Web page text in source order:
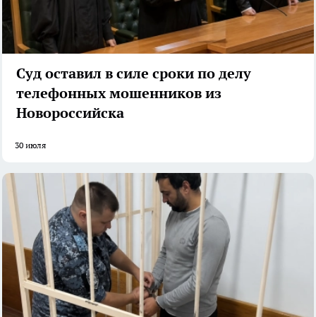
Суд оставил в силе сроки по делу
телефонных мошенников из
Новороссийска
30 июля